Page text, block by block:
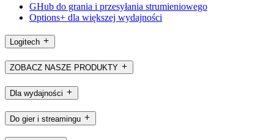
GHub do grania i przesyłania strumieniowego
Options+ dla większej wydajności
Logitech
ZOBACZ NASZE PRODUKTY
Dla wydajności
Do gier i streamingu